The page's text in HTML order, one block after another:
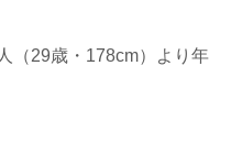
（29歳・178cm）より年